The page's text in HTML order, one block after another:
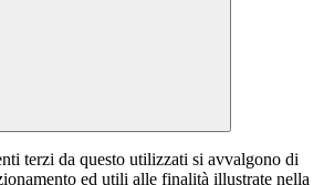
terzi da questo utilizzati si avvalgono di
ed utili alle finalità illustrate nella